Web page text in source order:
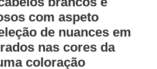
com aspeto
de nuances em
nas cores da
coloração